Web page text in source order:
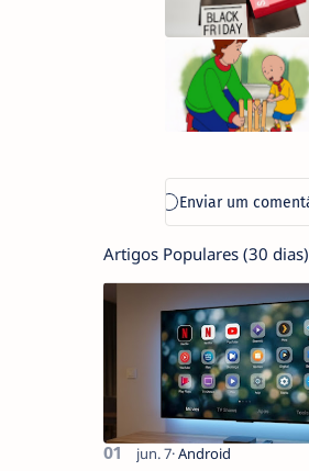
Artigos Populares (30 dias)